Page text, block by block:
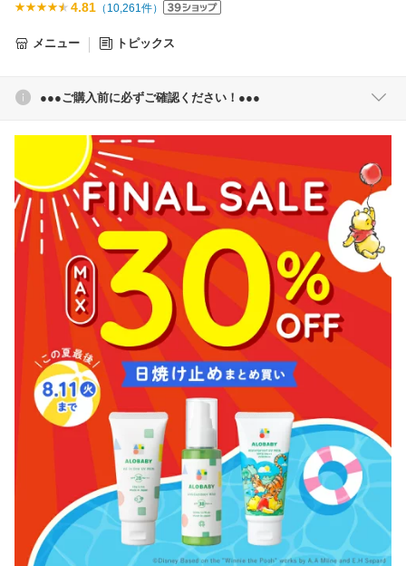
4.81 （ 10,261件）
メニュー トピックス
●●●ご購入前に必ずご確認ください！●●●